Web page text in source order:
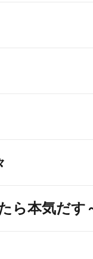
ら本気だす